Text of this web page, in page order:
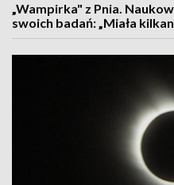
„Wampirka" z Pnia.
swoich badań: „Miała